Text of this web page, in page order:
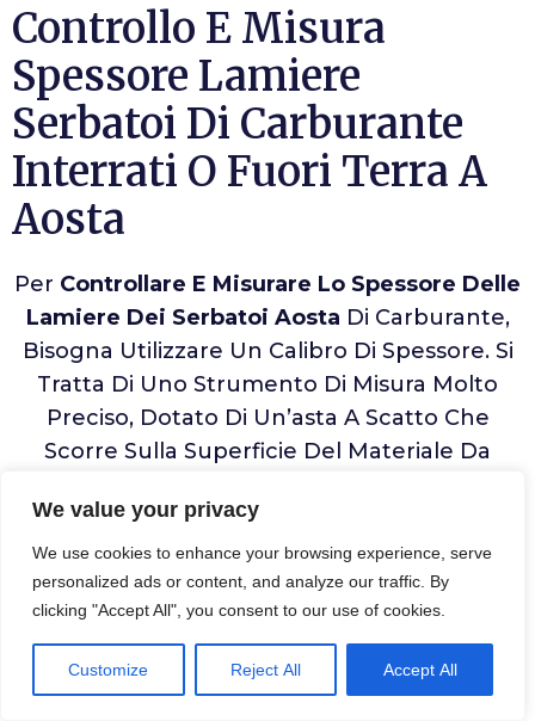
We value your privacy
We use cookies to enhance your browsing experience, serve
personalized ads or content, and analyze our traffic. By
clicking "Accept All", you consent to our use of cookies.
Customize Reject All Accept All
Controllo E Misura
Spessore Lamiere
Serbatoi Di Carburante
Interrati O Fuori Terra A
Aosta
Per Controllare E Misurare Lo Spessore Delle
Lamiere Dei Serbatoi Aosta Di Carburante,
Bisogna Utilizzare Un Calibro Di Spessore. Si
Tratta Di Uno Strumento Di Misura Molto
Preciso, Dotato Di Un’asta A Scatto Che
Scorre Sulla Superficie Del Materiale Da
Esatta Dello Spessore In Frazioni Di
Millimetro.
Prima Di Misurare La Lamiera, È Opportuno
Pulire La SuperficieCon Un Panno Umido In
Modo Da Eliminare Eventuali Impurità. Dopo